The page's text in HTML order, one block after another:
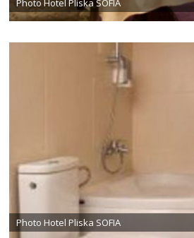
Photo Hotel Pliska SOFIA
Photo Hotel Pliska SOFIA